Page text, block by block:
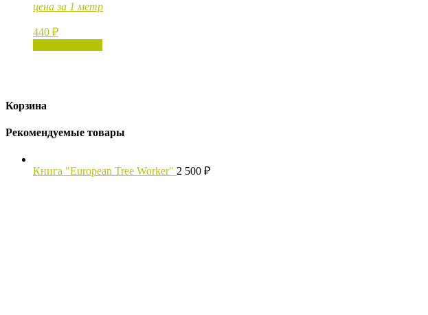
цена за 1 метр
440 ₽
Корзина
Рекомендуемые товары
Книга "European Tree Worker" 2 500 ₽